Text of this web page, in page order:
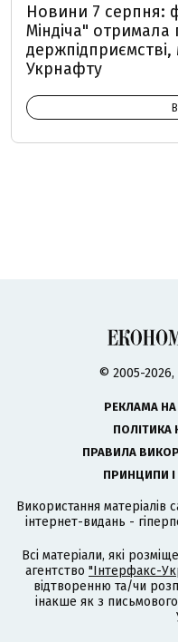
Новини 7 серпня:
Міндіча" отримала
Укрнафту
© 2005-
РЕКЛАМА НА
ПОЛІТИКА
ПРАВИЛА
ПРИНЦИПИ
Використання матеріалів
інтернет-видань -
Всі матеріали, які
агентство "Інтерфакс-
відтворенню та/чи
інакше як з